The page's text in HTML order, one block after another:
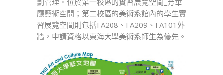
劃管理。位於第一校區的實習展覽空間_芳華
廳藝術空間；第二校區的美術系館內的學生實
習展覽空間則包括FA208、FA209、FA101外
牆，申請資格以東海大學美術系師生為優先。